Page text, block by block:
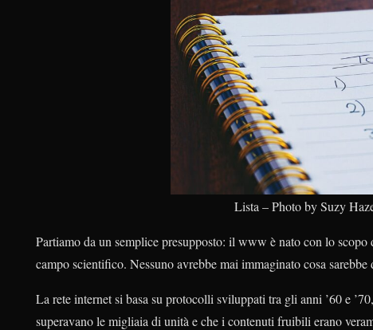
Lista – Photo by Suzy
Partiamo da un semplice presupposto: il www è nato con lo
campo scientifico. Nessuno avrebbe mai immaginato cosa
La rete internet si basa su protocolli sviluppati tra gli anni ’60 e
superavano le migliaia di unità e che i contenuti fruibili erano